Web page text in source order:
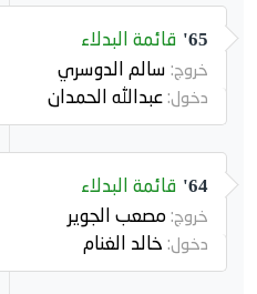
65' قائمة البدلاء
خروج: سالم الدوسري
دخول:عبدالله الحمدان
64' قائمة البدلاء
خروج: مصعب الجوير
دخول: خالد الغنام